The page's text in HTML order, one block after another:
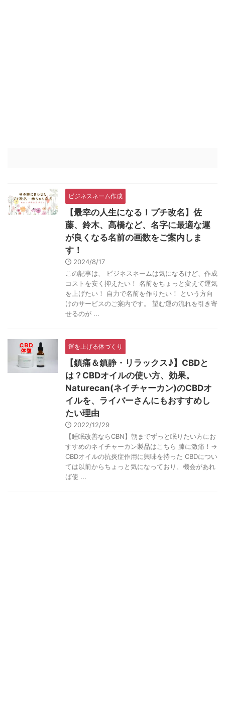
ビジネスネーム作成
【最幸の人生になる！プチ改名】佐
藤、鈴木、高橋など、名字に最適な運
が良くなる名前の画数をご案内しま
す！
2024/8/17
この記事は、 ビジネスネームは気になるけど、作成
コストを安く抑えたい！ 名前をちょっと変えて運気
を上げたい！ 自力で名前を作りたい！ という方向
けのサービスのご案内です。 望む運の流れを引き寄
せるのが ...
運を上げる体づくり
【鎮痛＆鎮静・リラックス♪】CBDと
は？CBDオイルの使い方、効果。
Naturecan(ネイチャーカン)のCBDオ
イルを、ライバーさんにもおすすめし
たい理由
2022/12/29
【睡眠改善ならCBN】朝までずっと眠りたい方にお
すすめのネイチャーカン製品はこちら 膝に激痛！→
CBDオイルの抗炎症作用に興味を持った CBDについ
ては以前からちょっと気になっており、機会があれ
ば使 ...